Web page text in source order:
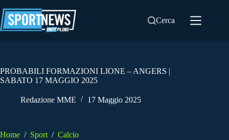
al
contenuto
Cerca
PROBABILI FORMAZIONI LIONE – ANGERS |
SABATO 17 MAGGIO 2025
Redazione MME 17 Maggio 2025
Home / Sport / Calcio